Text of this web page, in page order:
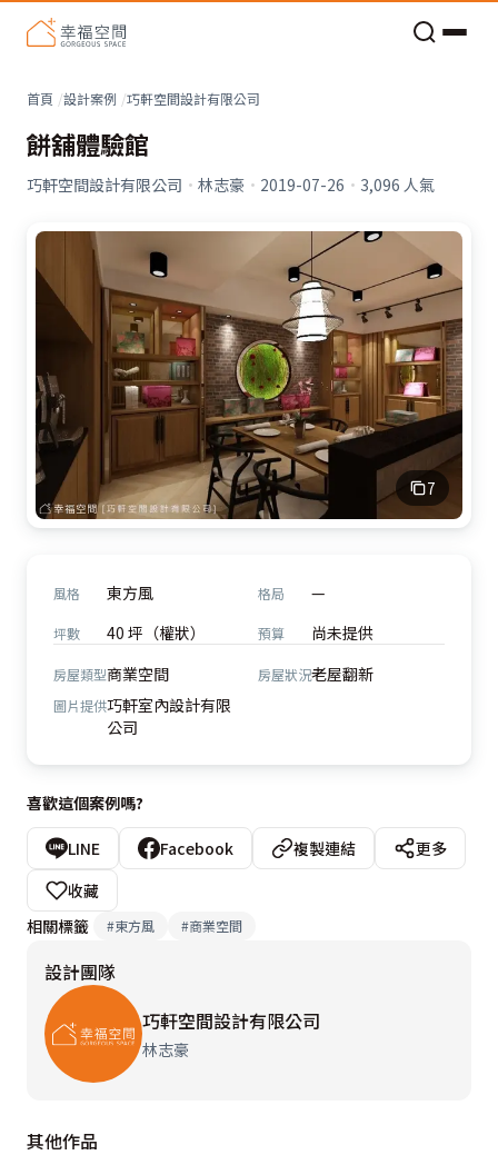
首頁 設計案例 巧軒空間設計有限公司
餅舖體驗館
巧軒空間設計有限公司 · 林志豪 · 2019-07-26 · 3,096 人氣
7
風格 東方風 格局 —
坪數 40 坪（權狀） 預算 尚未提供
房屋類型商業空間 房屋狀況老屋翻新
圖片提供巧軒室內設計有限
公司
喜歡這個案例嗎?
LINE Facebook 複製連結
更多
收藏
相關標籤
#東方風 #商業空間
設計團隊
巧軒空間設計有限公司
林志豪
其他作品